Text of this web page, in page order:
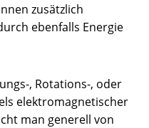
zusätzlich
ebenfalls Energie
, Rotations-, oder
elektromagnetischer
man generell von